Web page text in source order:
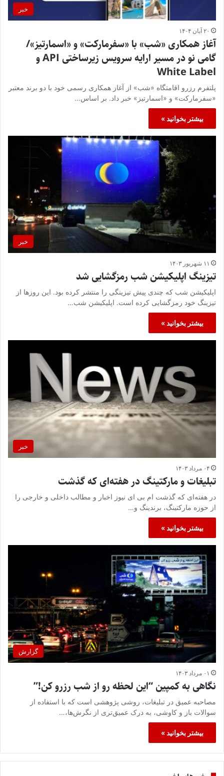
خبر
۲۰ آبان ۱۴۰۴
آغاز همکاری «شب» با «سفرمارکت» و «اسمارتیز»/
گامی نو در مسیر ارایه سرویس‌ زیرساختی API و
White Label
پلتفرم رزرو اقامتگاه «شب» از آغاز همکاری رسمی خود با دو برند معتبر
«سفرمارکت» و «اسمارتیز» خبر داد. بر اساس…
بیشتر بخوانید »
خبر
۱۱ شهریور ۱۴۰۳
تیزینگ اپلیکیشن شب رمزگشایی شد
اپلیکیشن شب که چندی پیش تیزینگی را منتشر کرده بود. این روزها از
تیزینگ خود رمزگشایی کرده است. اپلیکیشن شب…
بیشتر بخوانید »
خبر
۰۴ مرداد ۱۴۰۳
تبلیغات و مارکتینگ در هفته‌ای که گذشت
در هفته‌ای که گذشت ام بی ای نیوز اخبار و مطالب داخلی و خارجی را
از حوزه مارکتینگ، برندینگ و…
بیشتر بخوانید »
گزارش
۰۱ مرداد ۱۴۰۳
نگاهی به کمپین “این لحظه رو از شب رزرو کن!”
مصاحبه عمیق در تبلیغات، روشی پژوهشی است که با استفاده از
سوالات باز و کاوشی، به درک عمیق‌تری از نگرش‌ها،…
بیشتر بخوانید »